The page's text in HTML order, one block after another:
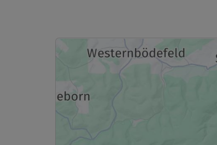
Doppelzimmer Standard